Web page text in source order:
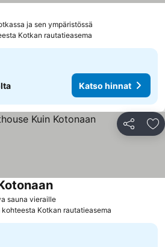
ja sen ympäristössä
Kotkan rautatieasema
Katso hinnat
Jaa
sauna vieraille
kohteesta Kotkan rautatieasema